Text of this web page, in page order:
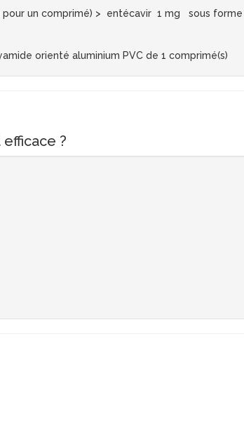
un comprimé) > entécavir 1 mg sous forme
orienté aluminium PVC de 1 comprimé(s)
?